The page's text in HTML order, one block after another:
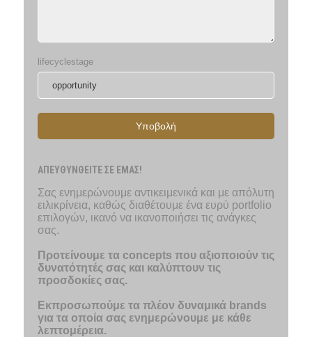
lifecyclestage
Υποβολή
ΑΠΕΥΘΥΝΘΕΙΤΕ ΣΕ ΕΜΑΣ!
Σας ενημερώνουμε αντικειμενικά και με απόλυτη
ειλικρίνεια, καθώς διαθέτουμε ένα ευρύ portfolio
επιλογών, ικανό να ικανοποιήσει τις ανάγκες
σας.
Προτείνουμε τα concepts που αξιοποιούν τις
δυνατότητές σας και καλύπτουν τις
προσδοκίες σας.
Εκπροσωπούμε τα πλέον δυναμικά brands
για τα οποία σας ενημερώνουμε με κάθε
λεπτομέρεια.